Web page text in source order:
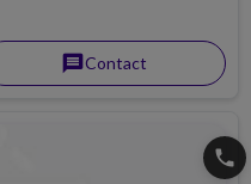
messageContact
phone